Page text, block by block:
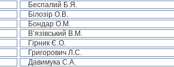
Беспалий Б.Я.
Білозір О.В.
Бондар О.М.
В’язівський В.М.
Гірник Є.О.
Григорович Л.С.
Давимука С.А.